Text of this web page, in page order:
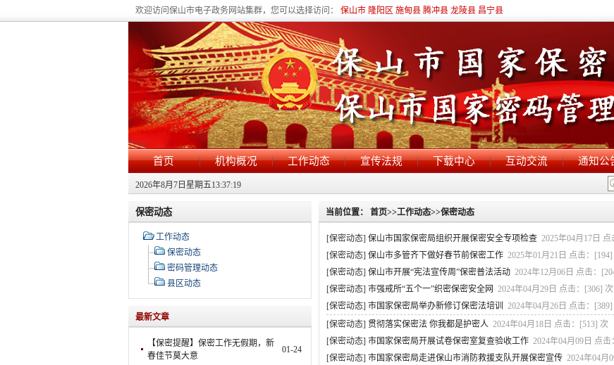
欢迎访问保山市电子政务网站集群，您可以选择访问： 保山市 隆阳区 施甸县 腾冲县 龙陵县 昌宁县
首页 | 机构概况 | 工作动态 | 宣传法规 | 下载中心 | 互动交流 | 通知公
2026年8月7日星期五13:37:19
保密动态
工作动态
保密动态
密码管理动态
县区动态
最新文章
【保密提醒】保密工作无假期，新
春佳节莫大意
01-24
当前位置： 首页>>工作动态>>保密动态
[保密动态] 保山市国家保密局组织开展保密安全专项检查 2025年04月17日 点
[保密动态] 保山市多管齐下做好春节前保密工作 2025年01月21日 点击：[194]
[保密动态] 保山市开展“宪法宣传周”保密普法活动 2024年12月06日 点击：[
[保密动态] 市强戒所“五个一”织密保密安全网 2024年04月29日 点击：[306] 次
[保密动态] 市国家保密局举办新修订保密法培训 2024年04月26日 点击：[389]
[保密动态] 贯彻落实保密法 你我都是护密人 2024年04月18日 点击：[513] 次
[保密动态] 市国家保密局开展试卷保密室复查验收工作 2024年04月09日 点击
[保密动态] 市国家保密局走进保山市消防救援支队开展保密宣传 2024年04月